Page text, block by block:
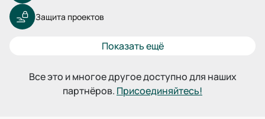
Защита проектов
Показать ещё
Все это и многое другое доступно для наших
партнёров. Присоединяйтесь!